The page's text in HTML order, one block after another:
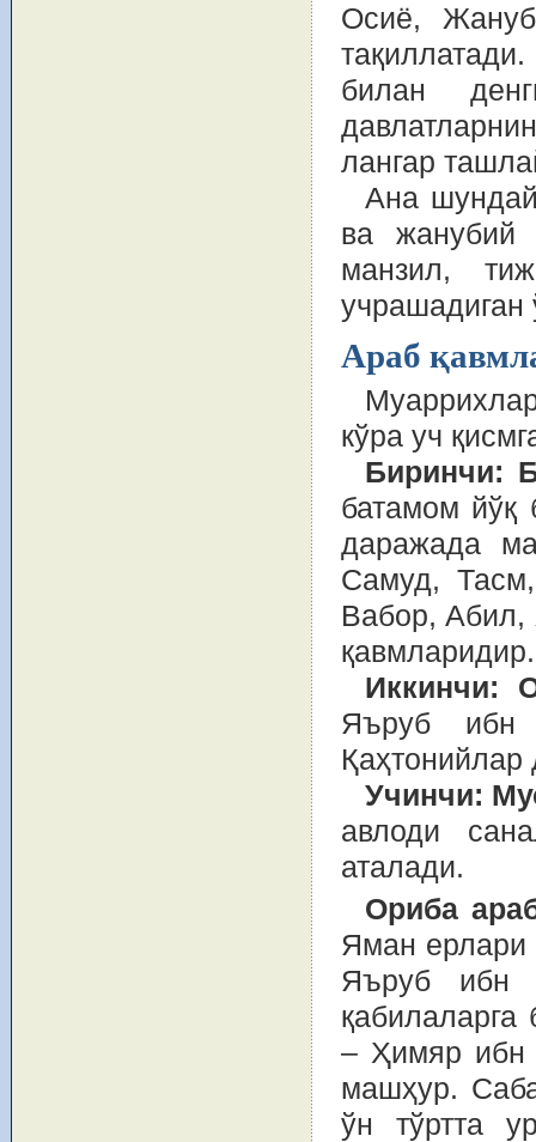
Осиё,
билан
лангар
Ана
ва жанубий
манзил,
учрашадиган
Араб
кўра уч
Биринчи:
батамом йўқ
даражада
Самуд,
Вабор, Абил,
қавмларидир.
Иккинчи:
Яъруб ибн
Қаҳтонийлар
Учинчи:
авлоди
аталади.
Ориба
Яман
Яъруб ибн
қабилаларга
– Ҳимяр ибн
машҳур.
ўн тўртта